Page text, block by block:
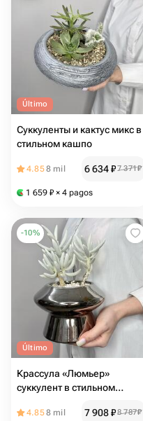
Último
Суккуленты и кактус микс в
стильном кашпо
4.858 mil 6 634₽7 371₽
1 659 ₽ × 4 pagos
-10%
Último
Крассула «Люмьер»
суккулент в стильном
4.858 mil 7 908₽8 787₽